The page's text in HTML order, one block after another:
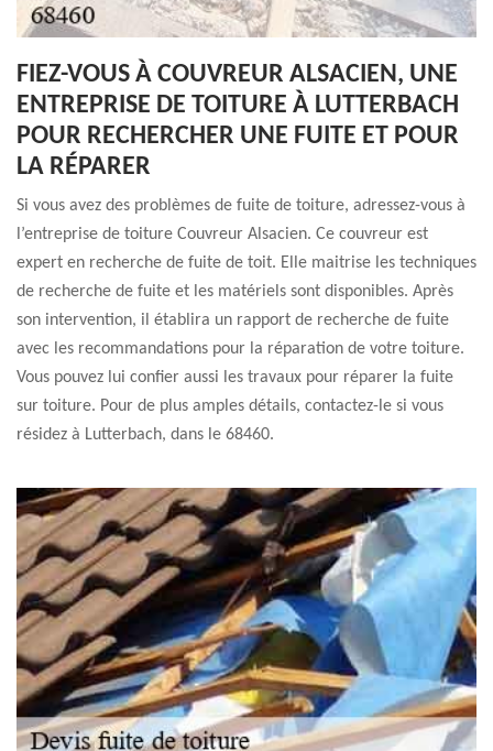
FIEZ-VOUS À COUVREUR ALSACIEN, UNE
ENTREPRISE DE TOITURE À LUTTERBACH
POUR RECHERCHER UNE FUITE ET POUR
LA RÉPARER
Si vous avez des problèmes de fuite de toiture, adressez-vous à
l’entreprise de toiture Couvreur Alsacien. Ce couvreur est
expert en recherche de fuite de toit. Elle maitrise les techniques
de recherche de fuite et les matériels sont disponibles. Après
son intervention, il établira un rapport de recherche de fuite
avec les recommandations pour la réparation de votre toiture.
Vous pouvez lui confier aussi les travaux pour réparer la fuite
sur toiture. Pour de plus amples détails, contactez-le si vous
résidez à Lutterbach, dans le 68460.